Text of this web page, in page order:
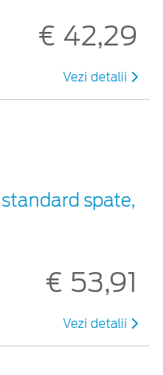
€ 42,29
Vezi detalii
spate,
€ 53,91
Vezi detalii